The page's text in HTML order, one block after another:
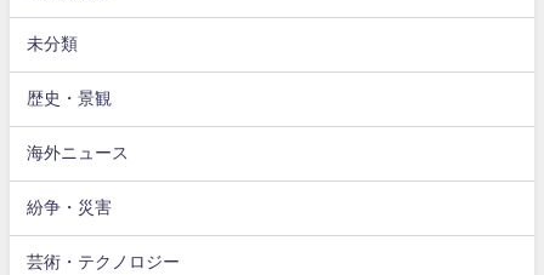
未分類
歴史・景観
海外ニュース
紛争・災害
芸術・テクノロジー